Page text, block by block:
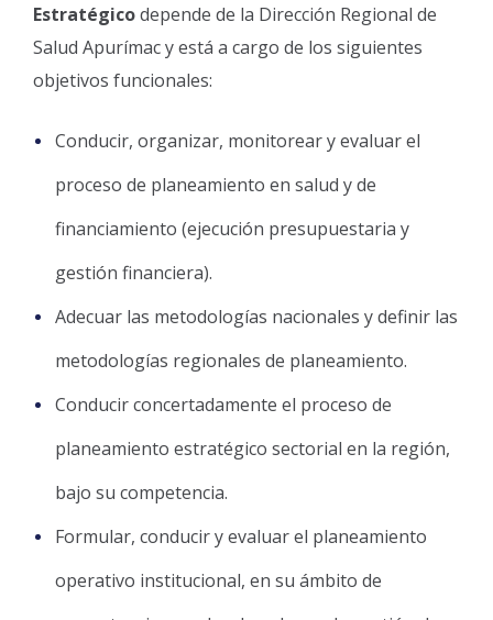
Estratégicodepende de la Dirección Regional de
Salud Apurímac y está a cargo de los siguientes
objetivos funcionales:
Conducir, organizar, monitorear y evaluar el
proceso de planeamiento en salud y de
financiamiento (ejecución presupuestaria y
gestión financiera).
Adecuar las metodologías nacionales y definir las
metodologías regionales de planeamiento.
Conducir concertadamente el proceso de
planeamiento estratégico sectorial en la región,
bajo su competencia.
Formular, conducir y evaluar el planeamiento
operativo institucional, en su ámbito de